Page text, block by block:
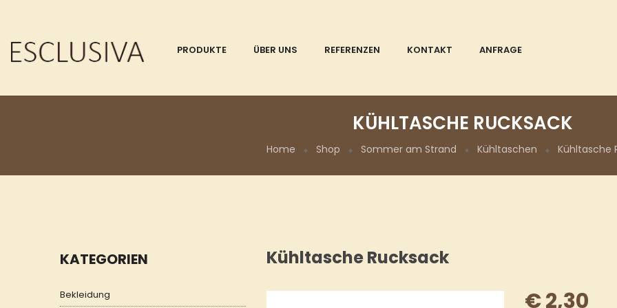
PRODUKTE ÜBER UNS REFERENZEN KONTAKT ANFRAGE
KÜHLTASCHE RUCKSACK
Home Shop Sommer am Strand Kühltaschen Kühltasche
KATEGORIEN
Bekleidung
Kühltasche Rucksack
€2,30